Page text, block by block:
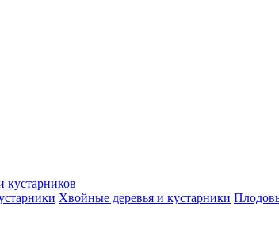
кустарников
Хвойные деревья и кустарники